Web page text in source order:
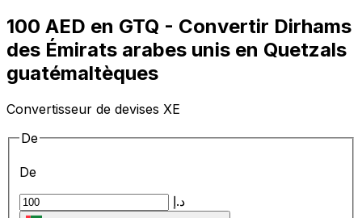
100 AED en GTQ - Convertir Dirhams
des Émirats arabes unis en Quetzals
guatémaltèques
Convertisseur de devises XE
De
De
د.إ